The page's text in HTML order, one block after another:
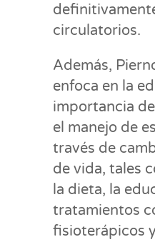
circulatorios.
Además,
enfoca en la
importancia
el manejo de
través de
de vida, tales
la dieta, la
tratamientos
fisioterápicos